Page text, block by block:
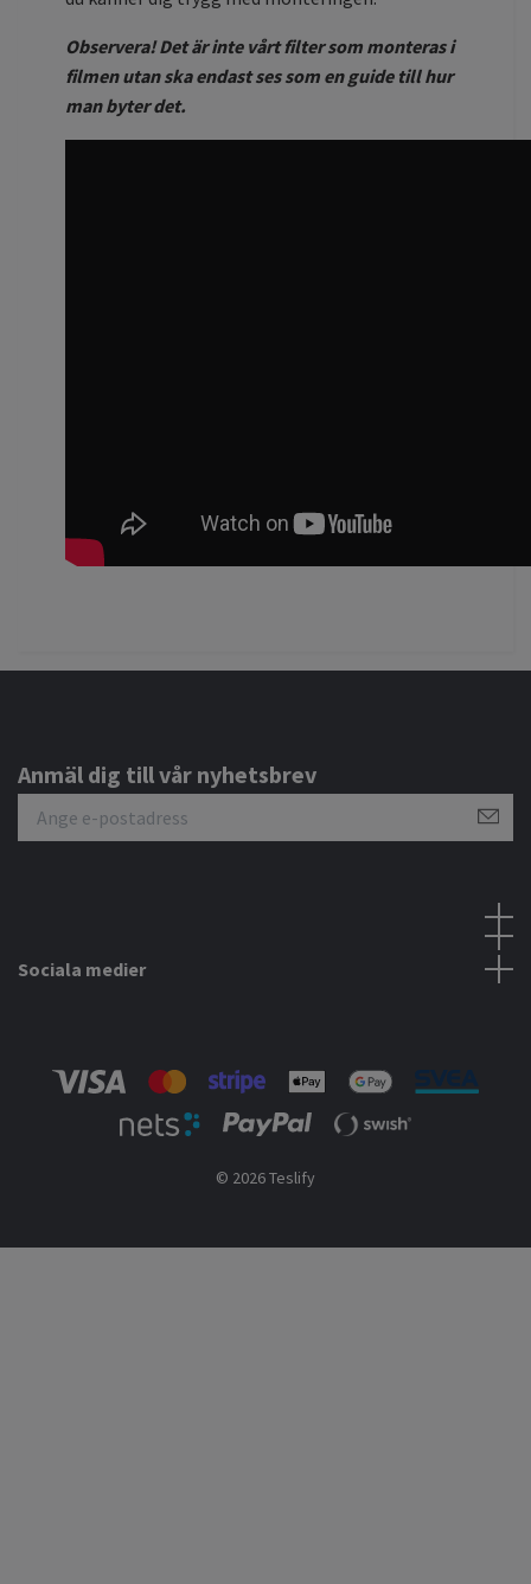
Observera! Det är inte vårt filter som monteras i
filmen utan ska endast ses som en guide till hur
man byter det.
Anmäl dig till vår nyhetsbrev
Sociala medier
© 2026 Teslify